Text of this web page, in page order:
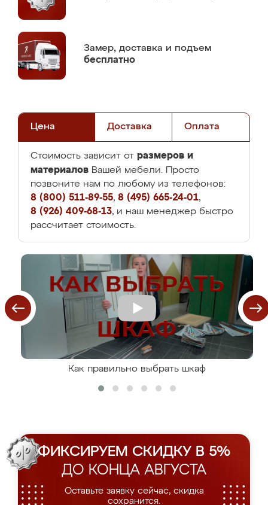
Замер, доставка и подъем
бесплатно
Цена Доставка Оплата
Стоимость зависит от размеров и
материалов Вашей мебели. Просто
позвоните нам по любому из телефонов:
8 (800) 511-89-55, 8 (495) 665-24-01,
8 (926) 409-68-13, и наш менеджер быстро
рассчитает стоимость.
Как правильно выбрать шкаф
ФИКСИРУЕМ СКИДКУ В 5%
ДО КОНЦА АВГУСТА
Оставьте заявку сейчас, скидка
сохранится.